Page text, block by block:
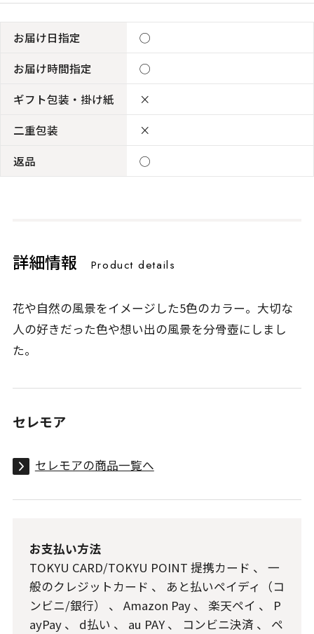
お届け日指定
◯
お届け時間指定
◯
ギフト包装・掛け紙
×
二重包装
×
返品
◯
詳細情報 Product details
花や自然の風景をイメージした5色のカラー。大切な
人の好きだった色や想い出の風景を分骨壺にしまし
た。
セレモア
セレモアの商品一覧へ
お支払い方法
TOKYU CARD/TOKYU POINT 提携カード 、 一
般のクレジットカード 、 あと払いペイディ（コ
ンビニ/銀行）
、 Amazon Pay、 楽天ペイ 、 P
ayPay、 d払い 、 au PAY、 コンビニ決済 、 ペ